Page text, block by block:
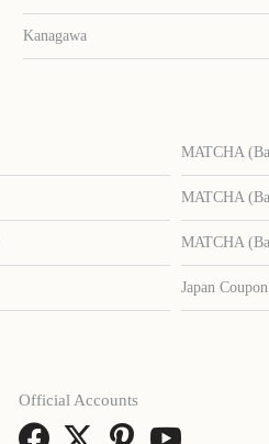
Kanagawa
MATCHA
MATCHA
MATCHA
Japan
Official Accounts